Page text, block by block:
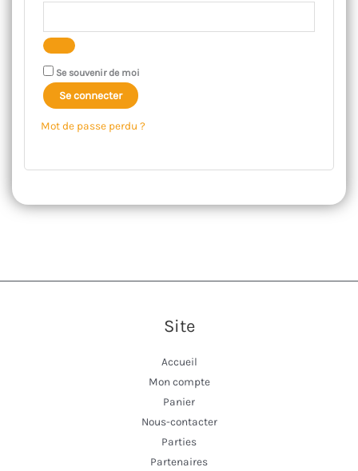
Se souvenir de moi
Se connecter
Mot de passe perdu ?
Site
Accueil
Mon compte
Panier
Nous-contacter
Parties
Partenaires